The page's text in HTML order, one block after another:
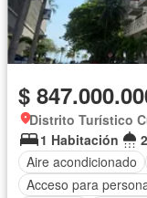
$
1 Habitación
Aire acondicionado
Acceso para